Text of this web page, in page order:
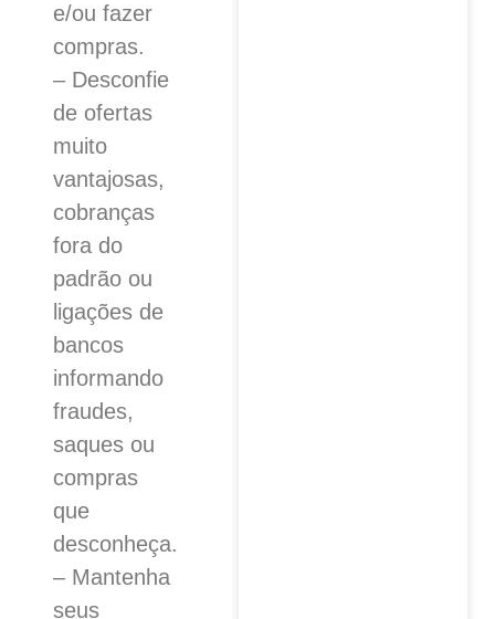
e/ou fazer
compras.
– Desconfie
de ofertas
muito
vantajosas,
cobranças
fora do
padrão ou
ligações de
bancos
informando
fraudes,
saques ou
compras
que
desconheça.
– Mantenha
seus